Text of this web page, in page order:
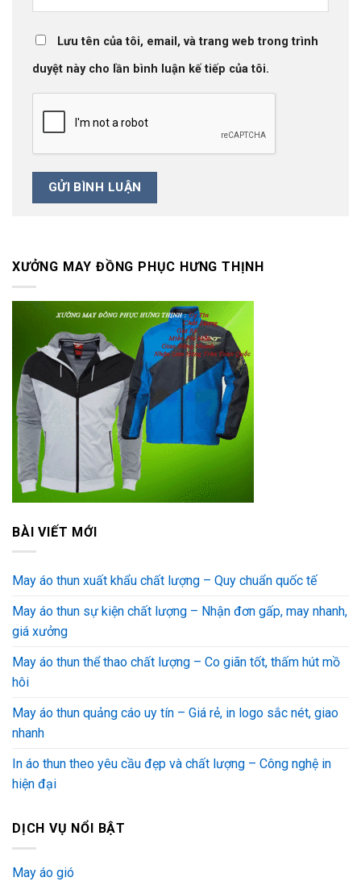
Lưu tên của tôi, email, và trang web trong trình
duyệt này cho lần bình luận kế tiếp của tôi.
XƯỞNG MAY ĐỒNG PHỤC HƯNG THỊNH
BÀI VIẾT MỚI
May áo thun xuất khẩu chất lượng – Quy chuẩn quốc tế
May áo thun sự kiện chất lượng – Nhận đơn gấp, may nhanh,
giá xưởng
May áo thun thể thao chất lượng – Co giãn tốt, thấm hút mồ
hôi
May áo thun quảng cáo uy tín – Giá rẻ, in logo sắc nét, giao
nhanh
In áo thun theo yêu cầu đẹp và chất lượng – Công nghệ in
hiện đại
DỊCH VỤ NỔI BẬT
May áo gió